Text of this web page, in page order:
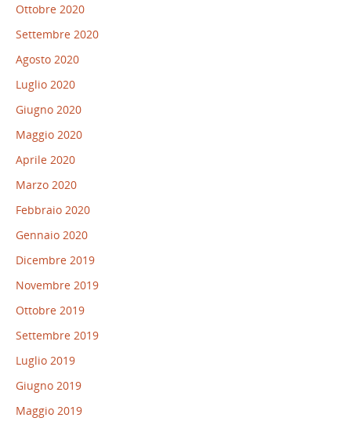
Ottobre 2020
Settembre 2020
Agosto 2020
Luglio 2020
Giugno 2020
Maggio 2020
Aprile 2020
Marzo 2020
Febbraio 2020
Gennaio 2020
Dicembre 2019
Novembre 2019
Ottobre 2019
Settembre 2019
Luglio 2019
Giugno 2019
Maggio 2019